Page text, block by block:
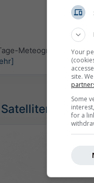
Meteogramm fürYour
site.
Some
for a